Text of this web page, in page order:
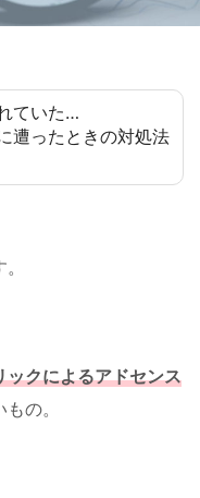
ていた…
遭ったときの対処法
ックによるアドセンス
の。